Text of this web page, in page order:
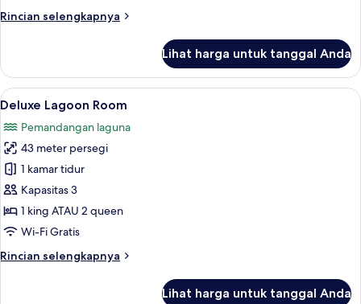
Sea
Adult
+
2
Children
Rincian selengkapnya
Rincian
Corner
Suite
Jetted
&
Sea
View
2
Adult
+
2
Children
Lihat harga untuk tanggal Anda
Lihat
semua
foto
untuk
Deluxe
Lagoon
Room
Deluxe Lagoon Room | Minibar
5
Deluxe Lagoon Room
Pemandangan laguna
43 meter persegi
1 kamar tidur
Kapasitas 3
1 king ATAU 2 queen
Wi-Fi Gratis
Rincian selengkapnya
Rincian
Lihat harga untuk tanggal Anda